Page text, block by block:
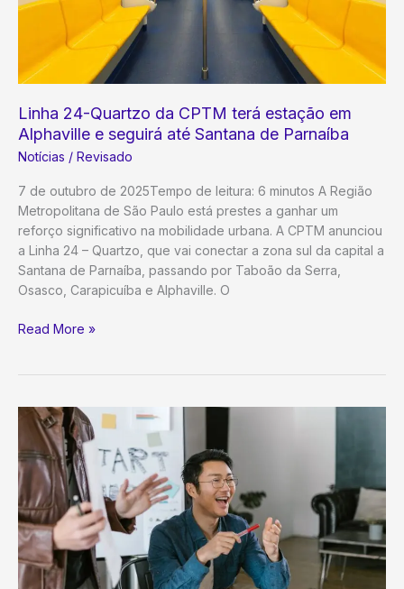
Linha 24-Quartzo da CPTM terá estação em
Alphaville e seguirá até Santana de Parnaíba
Notícias / Revisado
7 de outubro de 2025Tempo de leitura: 6 minutos A Região
Metropolitana de São Paulo está prestes a ganhar um
reforço significativo na mobilidade urbana. A CPTM anunciou
a Linha 24 – Quartzo, que vai conectar a zona sul da capital a
Santana de Parnaíba, passando por Taboão da Serra,
Osasco, Carapicuíba e Alphaville. O
Linha
CPTM
terá
estação em
Alphaville
e
seguirá
até
Santana
de
Parnaíba
Read More »